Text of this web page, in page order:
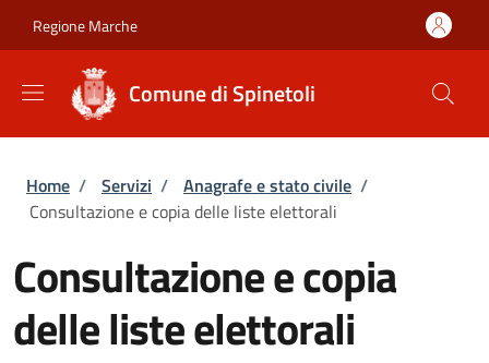
Regione Marche
Comune di Spinetoli
Briciole di pane
Home / Servizi / Anagrafe e stato civile /
Consultazione e copia delle liste elettorali
Consultazione e copia
delle liste elettorali